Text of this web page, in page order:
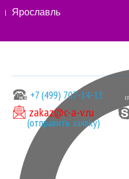
Ярославль
+7 (499) 707-14-11
zakaz@c-a-v.ru
(отправить заявку)